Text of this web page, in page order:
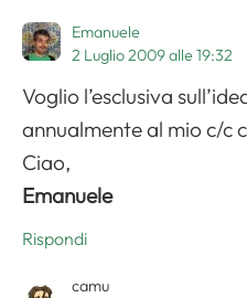
Emanuele
2 Luglio 2009 alle 19:32
Voglio l’esclusiva
annualmente al mio c/c
Ciao,
Emanuele
Rispondi
camu